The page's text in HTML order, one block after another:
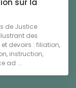
sur la
de Justice
des
devoirs : filiation,
instruction,
ad ...